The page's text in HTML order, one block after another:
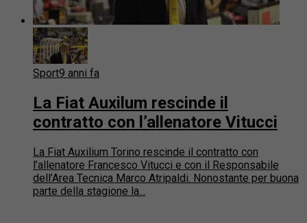
Sport9 anni fa
La Fiat Auxilum rescinde il
contratto con l’allenatore Vitucci
La Fiat Auxilium Torino rescinde il contratto con
l’allenatore Francesco Vitucci e con il Responsabile
dell’Area Tecnica Marco Atripaldi. Nonostante per buona
parte della stagione la...